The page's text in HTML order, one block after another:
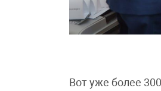
Вот уже более